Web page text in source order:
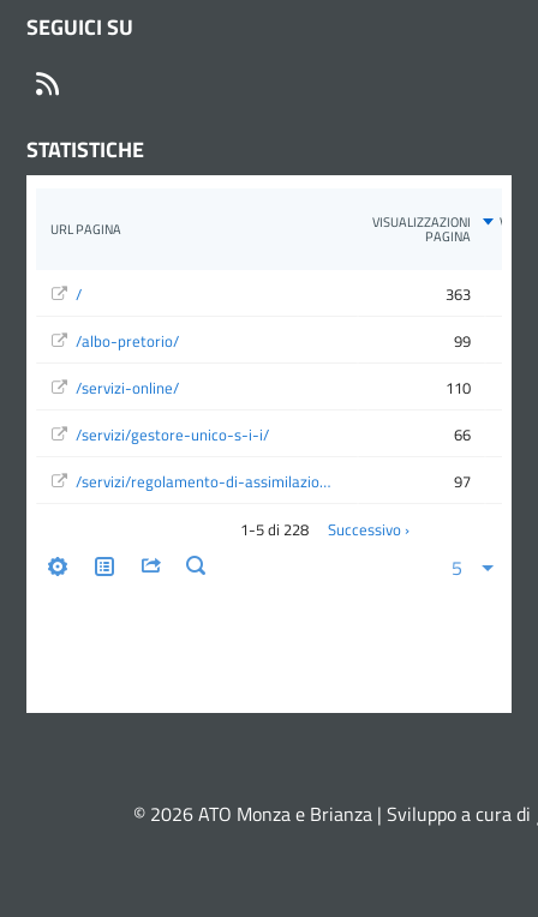
SEGUICI SU
STATISTICHE
© 2026 ATO Monza e Brianza | Sviluppo a cura di